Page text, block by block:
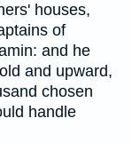
houses,
of
and he
and upward,
chosen
handle